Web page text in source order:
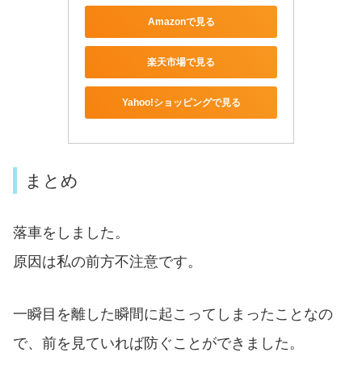
Amazonで見る
楽天市場で見る
Yahoo!ショッピングで見る
まとめ
落車をしました。
原因は私の前方不注意です。
一瞬目を離した瞬間に起こってしまったことなの
で、前を見ていれば防ぐことができました。